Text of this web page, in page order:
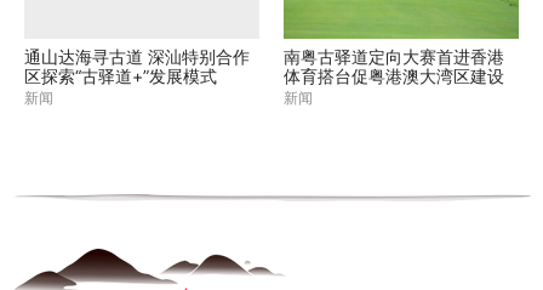
通山达海寻古道 深汕特别合作
区探索“古驿道+”发展模式
新闻
南粤古驿道定向大赛首进香港
体育搭台促粤港澳大湾区建设
新闻